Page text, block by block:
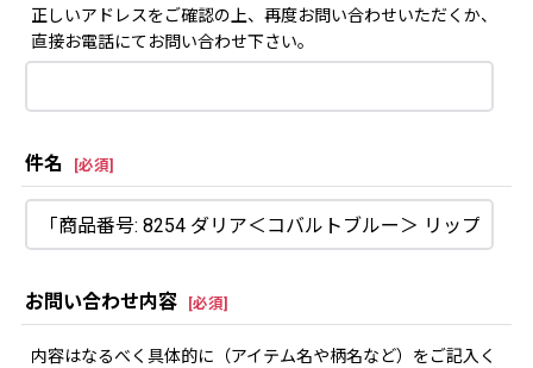
正しいアドレスをご確認の上、再度お問い合わせいただくか、
直接お電話にてお問い合わせ下さい。
件名 [必須]
お問い合わせ内容 [必須]
内容はなるべく具体的に（アイテム名や柄名など）をご記入く